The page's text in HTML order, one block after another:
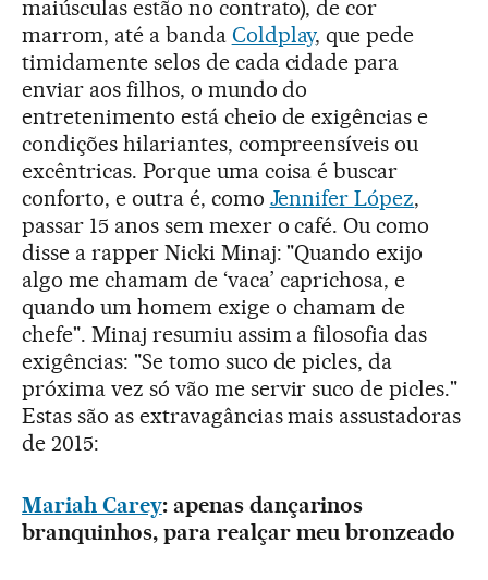
maiúsculas estão no contrato), de cor
marrom, até a banda Coldplay, que pede
timidamente selos de cada cidade para
enviar aos filhos, o mundo do
entretenimento está cheio de exigências e
condições hilariantes, compreensíveis ou
excêntricas. Porque uma coisa é buscar
conforto, e outra é, como Jennifer López,
passar 15 anos sem mexer o café. Ou como
disse a rapper Nicki Minaj: "Quando exijo
algo me chamam de ‘vaca’ caprichosa, e
quando um homem exige o chamam de
chefe". Minaj resumiu assim a filosofia das
exigências: "Se tomo suco de picles, da
próxima vez só vão me servir suco de picles."
Estas são as extravagâncias mais assustadoras
de 2015:
Mariah Carey: apenas dançarinos
branquinhos, para realçar meu bronzeado